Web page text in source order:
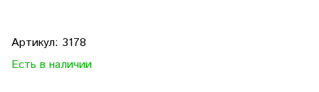
Артикул: 3178
Есть в наличии